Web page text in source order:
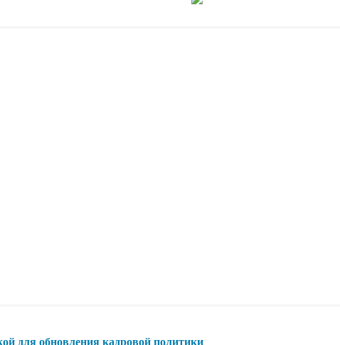
для обновления кадровой политики